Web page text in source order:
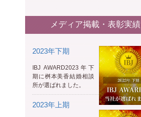
メディア掲載・表彰実績
2023年下期
IBJ AWARD2023年下
期に桝本美香結婚相談
所が選ばれました。
2023年上期